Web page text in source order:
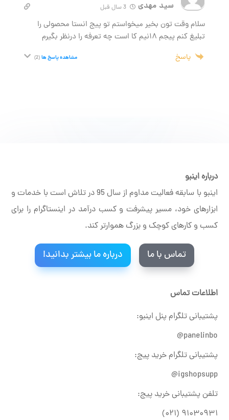
سید مهدی 3 سال قبل
سلام وقت تون بخیر میخواستم تو پیج انستا محصولی را
تبلیغ کنم پیجم ۱۸نیم کا است چه تعرفه را درنظر بگیرم
پاسخ مشاهده پاسخ ها(2)
درباره اینبو
اینبو با سابقه فعالیت مداوم از سال 95 در تلاش است با خدمات و
ابزارهای خود، مسیر پیشرفت و کسب درآمد در اینستاگرام را برای
کسب و کارهای کوچک و بزرگ هموارتر کند.
تماس با ما درباره ما بیشتر بدانید!
اطلاعات تماس
پشتیبانی تلگرام پنل اینبو:
panelinbo@
پشتیبانی تلگرام خرید پیج:
igshopsupp@
تلفن پشتیبانی خرید پیج:
۹۱۰۳۰۹۳۱ (۰۲۱)